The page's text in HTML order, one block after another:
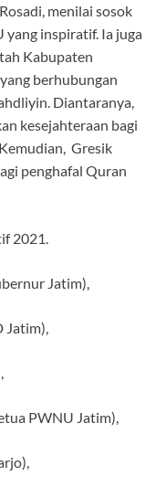
menilai sosok
yang inspiratif. Ia juga
Kabupaten
berhubungan
Diantaranya,
kesejahteraan bagi
Gresik
penghafal Quran
2021.
Jatim),
Jatim),
PWNU Jatim),